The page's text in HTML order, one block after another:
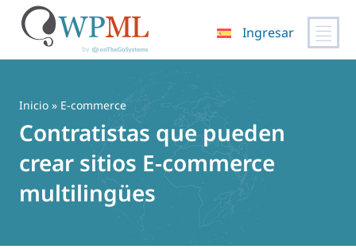
contenido
Ingresar
Inicio » E-commerce
Contratistas que pueden
crear sitios E-commerce
multilingües